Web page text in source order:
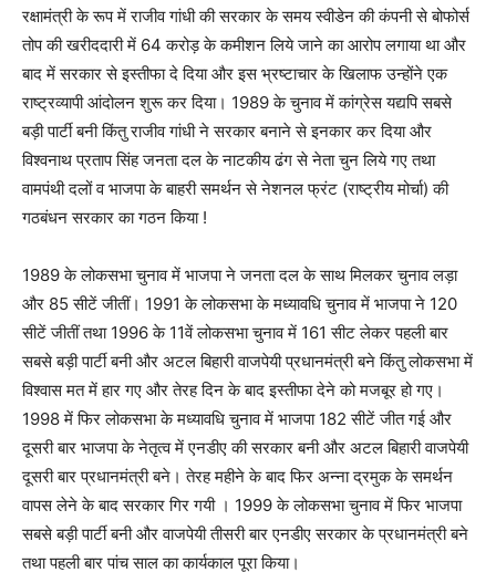
रक्षामंत्री के रूप में राजीव गांधी की सरकार के समय स्वीडेन की कंपनी से बोफोर्स
तोप की खरीददारी में 64 करोड़ के कमीशन लिये जाने का आरोप लगाया था और
बाद में सरकार से इस्तीफा दे दिया और इस भ्रष्टाचार के खिलाफ उन्होंने एक
राष्ट्रव्यापी आंदोलन शुरू कर दिया। 1989 के चुनाव में कांग्रेस यद्यपि सबसे
बड़ी पार्टी बनी किंतु राजीव गांधी ने सरकार बनाने से इनकार कर दिया और
विश्वनाथ प्रताप सिंह जनता दल के नाटकीय ढंग से नेता चुन लिये गए तथा
वामपंथी दलों व भाजपा के बाहरी समर्थन से नेशनल फ्रंट (राष्ट्रीय मोर्चा) की
गठबंधन सरकार का गठन किया !
1989 के लोकसभा चुनाव में भाजपा ने जनता दल के साथ मिलकर चुनाव लड़ा
और 85 सीटें जीतीं। 1991 के लोकसभा के मध्यावधि चुनाव में भाजपा ने 120
सीटें जीतीं तथा 1996 के 11वें लोकसभा चुनाव में 161 सीट लेकर पहली बार
सबसे बड़ी पार्टी बनी और अटल बिहारी वाजपेयी प्रधानमंत्री बने किंतु लोकसभा में
विश्वास मत में हार गए और तेरह दिन के बाद इस्तीफा देने को मजबूर हो गए।
1998 में फिर लोकसभा के मध्यावधि चुनाव में भाजपा 182 सीटें जीत गई और
दूसरी बार भाजपा के नेतृत्व में एनडीए की सरकार बनी और अटल बिहारी वाजपेयी
दूसरी बार प्रधानमंत्री बने। तेरह महीने के बाद फिर अन्ना द्रमुक के समर्थन
वापस लेने के बाद सरकार गिर गयी । 1999 के लोकसभा चुनाव में फिर भाजपा
सबसे बड़ी पार्टी बनी और वाजपेयी तीसरी बार एनडीए सरकार के प्रधानमंत्री बने
तथा पहली बार पांच साल का कार्यकाल पूरा किया।